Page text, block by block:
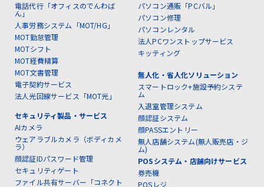
電話代行「オフィスのでんわば
ん」
人事労務システム「MOT/HG」
MOT勤怠管理
MOTシフト
MOT経費精算
MOT文書管理
電子契約サービス
法人光回線サービス「MOT光」
セキュリティ製品・サービス
AIカメラ
ウェアラブルカメラ（ボディカメ
ラ）
顔認証IDパスワード管理
セキュリティゲート
ファイル共有サーバー「コネクト
パソコン通販「PCバル」
パソコン修理
パソコンレンタル
法人PCワンストップサービス
キッティング
無人化・省人化ソリューション
スマートロック+施設予約システ
ム
入退室管理システム
顔認証システム
顔PASSエントリー
無人店舗システム(無人販売店・ジ
ム)
POSシステム・店舗向けサービス
券売機
POSレジ